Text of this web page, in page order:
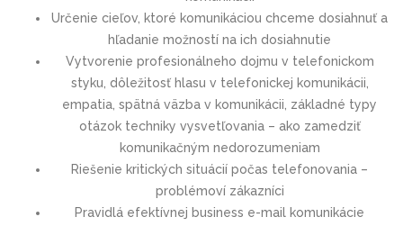
Určenie cieľov, ktoré komunikáciou chceme dosiahnuť a
hľadanie možností na ich dosiahnutie
Vytvorenie profesionálneho dojmu v telefonickom
styku, dôležitosť hlasu v telefonickej komunikácii,
empatia, spätná väzba v komunikácii, základné typy
otázok techniky vysvetľovania – ako zamedziť
komunikačným nedorozumeniam
Riešenie kritických situácií počas telefonovania –
problémoví zákazníci
Pravidlá efektívnej business e-mail komunikácie